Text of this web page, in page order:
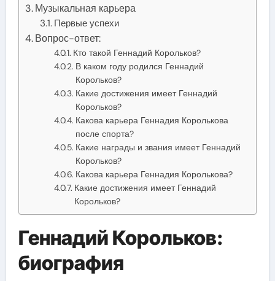
Музыкальная карьера
Первые успехи
Вопрос-ответ:
Кто такой Геннадий Корольков?
В каком году родился Геннадий
Корольков?
Какие достижения имеет Геннадий
Корольков?
Какова карьера Геннадия Королькова
после спорта?
Какие награды и звания имеет Геннадий
Корольков?
Какова карьера Геннадия Королькова?
Какие достижения имеет Геннадий
Корольков?
Геннадий Корольков:
биография